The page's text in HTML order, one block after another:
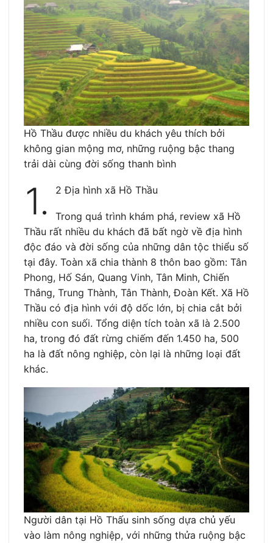
Hồ Thầu được nhiều du khách yêu thích bởi
không gian mộng mơ, những ruộng bậc thang
trải dài cùng đời sống thanh bình
1. 2 Địa hình xã Hồ Thầu
Trong quá trình khám phá, review xã Hồ
Thầu rất nhiều du khách đã bất ngờ về địa hình
độc đáo và đời sống của những dân tộc thiểu số
tại đây. Toàn xã chia thành 8 thôn bao gồm: Tân
Phong, Hố Sán, Quang Vinh, Tân Minh, Chiến
Thắng, Trung Thành, Tân Thành, Đoàn Kết. Xã Hồ
Thầu có địa hình với độ dốc lớn, bị chia cắt bởi
nhiều con suối. Tổng diện tích toàn xã là 2.500
ha, trong đó đất rừng chiếm đến 1.450 ha, 500
ha là đất nông nghiệp, còn lại là những loại đất
khác.
Người dân tại Hồ Thấu sinh sống dựa chủ yếu
vào làm nông nghiệp, với những thửa ruộng bậc